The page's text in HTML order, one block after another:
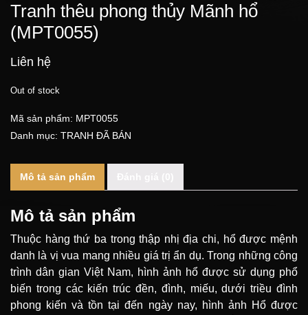
Tranh thêu phong thủy Mãnh hổ
(MPT0055)
Liên hệ
Out of stock
Mã sản phẩm: MPT0055
Danh mục: TRANH ĐÃ BÁN
Mô tả sản phẩm
Mô tả sản phẩm
Thuộc hàng thứ ba trong thập nhị địa chi, hổ được mệnh
danh là vị vua mang nhiều giá trị ẩn dụ. Trong những công
trình dân gian Việt Nam, hình ảnh hổ được sử dụng phổ
biến trong các kiến trúc đền, đình, miếu, dưới triều đình
phong kiến và tồn tại đến ngày nay, hình ảnh Hổ được